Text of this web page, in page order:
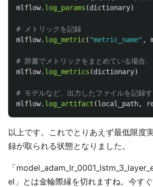
mlflow. log_params (dictionary)
mlflow. log_metric( "metric_name" ,
mlflow. log_metrics (dictionary)
mlflow. log_artifact (local_path,
以上です。これでとりあえず最低限度
録が取られる状態となりました。
「
el」とは金輪際縁を切れますね。今すぐ